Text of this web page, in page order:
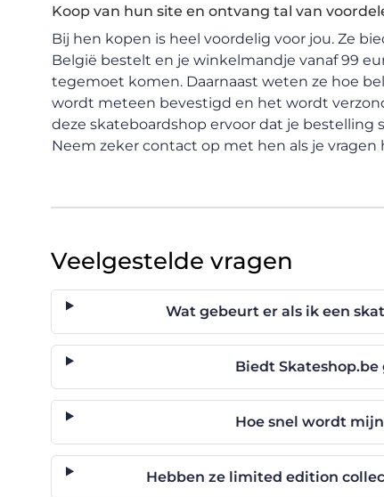
Koop van hun site en ontvang tal van
Bij hen kopen is heel voordelig voor jou. Ze
België bestelt en je winkelmandje vanaf 99
tegemoet komen. Daarnaast weten ze hoe
wordt meteen bevestigd en het wordt
deze skateboardshop ervoor dat je bestelling
Neem zeker contact op met hen als je
Veelgestelde vragen
Wat gebeurt er als ik een
Biedt
Hoe snel wordt
Hebben ze limited edition